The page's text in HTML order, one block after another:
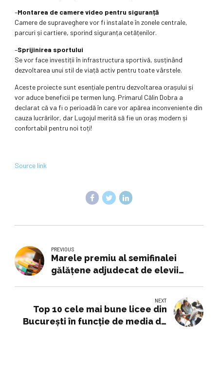
–Montarea de camere video pentru siguranță
Camere de supraveghere vor fi instalate în zonele centrale,
parcuri și cartiere, sporind siguranța cetățenilor.
–Sprijinirea sportului
Se vor face investiții în infrastructura sportivă, susținând
dezvoltarea unui stil de viață activ pentru toate vârstele.
Aceste proiecte sunt esențiale pentru dezvoltarea orașului și
vor aduce beneficii pe termen lung. Primarul Călin Dobra a
declarat că va fi o perioadă în care vor apărea inconveniente din
cauza lucrărilor, dar Lugojul merită să fie un oraș modern și
confortabil pentru noi toți!
Source link
PREVIOUS
Marele premiu al semifinalei
gălăţene adjudecat de elevii
NEXT
Top 10 cele mai bune licee din
București în funcție de media de